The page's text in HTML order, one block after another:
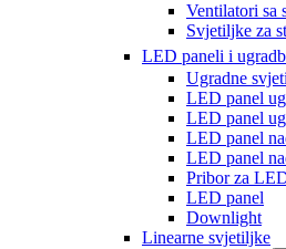
Ventilatori sa
Svjetiljke za
LED paneli i
Ugradne
LED panel
LED panel
LED panel
LED panel
Pribor za
LED panel
Downlight
Linearne svjetiljke